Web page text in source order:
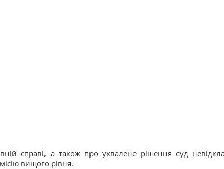
справі, а також про ухвалене рішення суд
вищого рівня.